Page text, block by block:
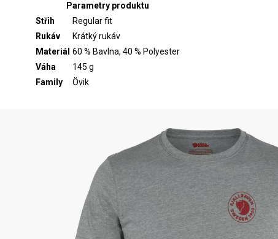
Parametry produktu
Střih
Regular fit
Rukáv
Krátký rukáv
Materiál 60 % Bavlna, 40 % Polyester
Váha
145 g
Family
Övik